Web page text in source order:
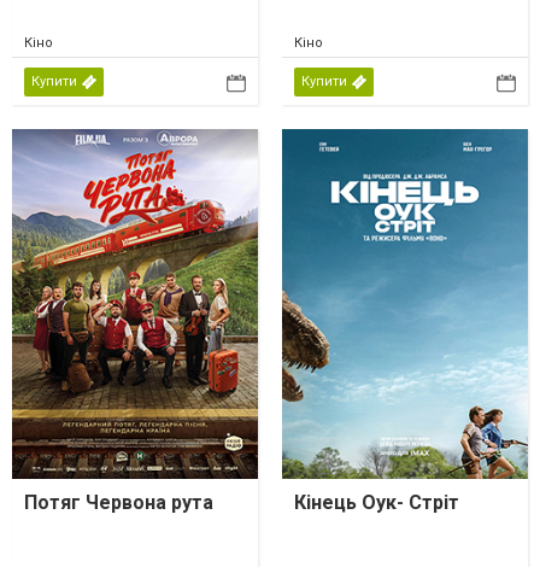
Кіно
Купити
Кіно
Купити
Потяг Червона рута Кінець Оук- Стріт